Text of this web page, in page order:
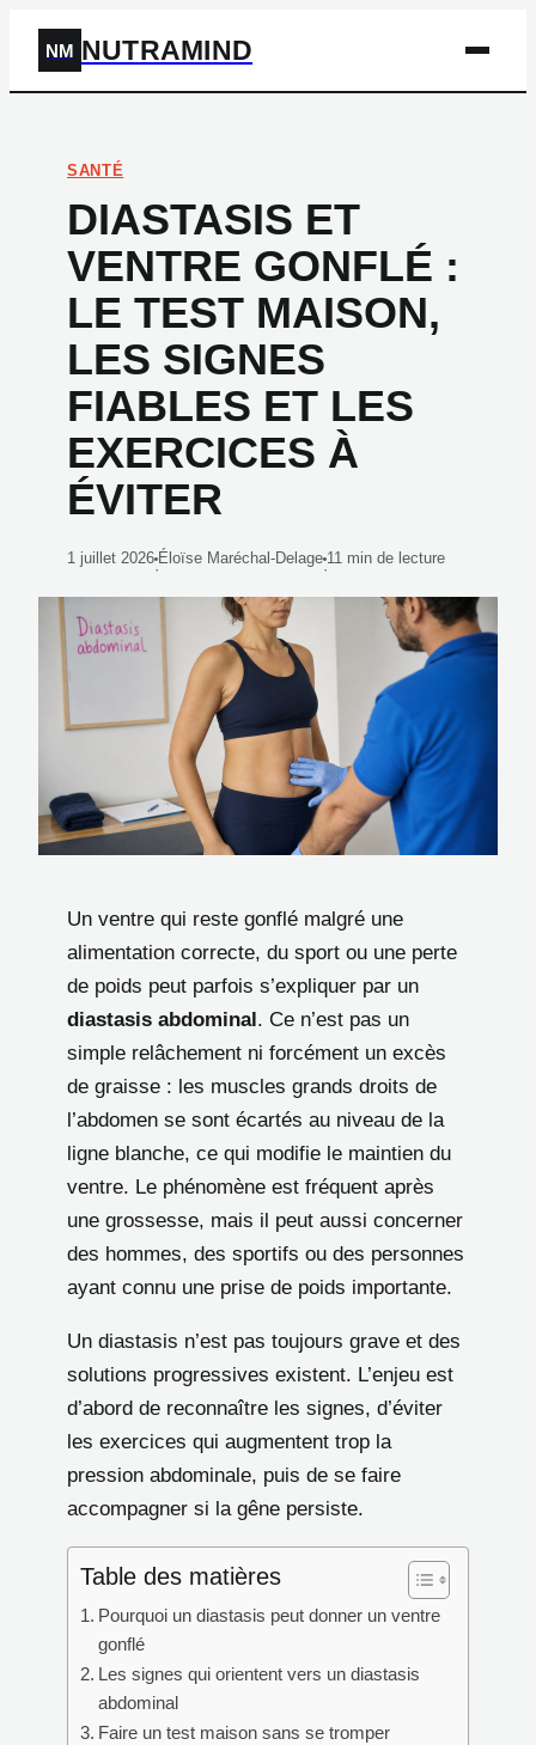
NM NUTRAMIND
SANTÉ
DIASTASIS ET
VENTRE GONFLÉ :
LE TEST MAISON,
LES SIGNES
FIABLES ET LES
EXERCICES À
ÉVITER
1 juillet 2026
·
Éloïse Maréchal-Delage
·
11 min de lecture
Un ventre qui reste gonflé malgré une
alimentation correcte, du sport ou une perte
de poids peut parfois s’expliquer par un
diastasis abdominal. Ce n’est pas un
simple relâchement ni forcément un excès
de graisse : les muscles grands droits de
l’abdomen se sont écartés au niveau de la
ligne blanche, ce qui modifie le maintien du
ventre. Le phénomène est fréquent après
une grossesse, mais il peut aussi concerner
des hommes, des sportifs ou des personnes
ayant connu une prise de poids importante.
Un diastasis n’est pas toujours grave et des
solutions progressives existent. L’enjeu est
d’abord de reconnaître les signes, d’éviter
les exercices qui augmentent trop la
pression abdominale, puis de se faire
accompagner si la gêne persiste.
Table des matières
Pourquoi un diastasis peut donner un ventre
gonflé
Les signes qui orientent vers un diastasis
abdominal
Faire un test maison sans se tromper